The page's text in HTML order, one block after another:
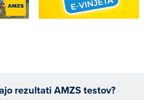
rezultati AMZS testov?